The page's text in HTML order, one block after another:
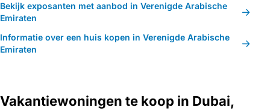
Bekijk exposanten met aanbod in Verenigde Arabische
Emiraten
Informatie over een huis kopen in Verenigde Arabische
Emiraten
Vakantiewoningen te koop in Dubai,